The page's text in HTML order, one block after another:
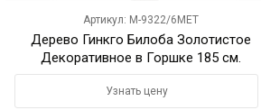
Артикул: M-9322/6MET
Дерево Гинкго Билоба Золотистое
Декоративное в Горшке 185 см.
Узнать цену